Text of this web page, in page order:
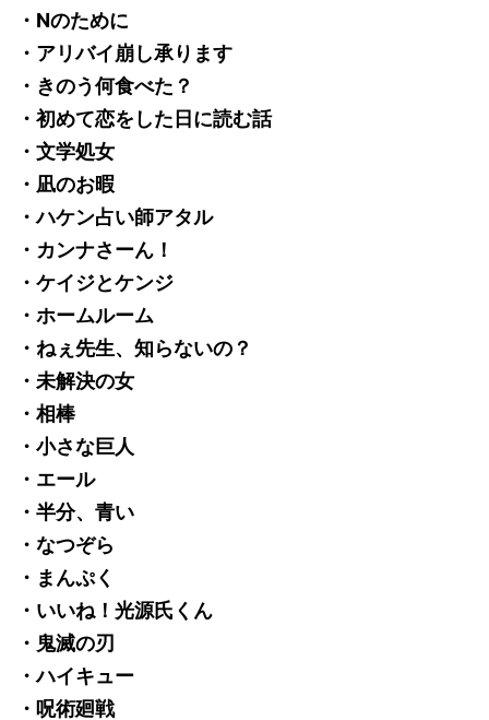
・Nのために
・アリバイ崩し承ります
・きのう何食べた？
・初めて恋をした日に読む話
・文学処女
・凪のお暇
・ハケン占い師アタル
・カンナさーん！
・ケイジとケンジ
・ホームルーム
・ねぇ先生、知らないの？
・未解決の女
・相棒
・小さな巨人
・エール
・半分、青い
・なつぞら
・まんぷく
・いいね！光源氏くん
・鬼滅の刃
・ハイキュー
・呪術廻戦